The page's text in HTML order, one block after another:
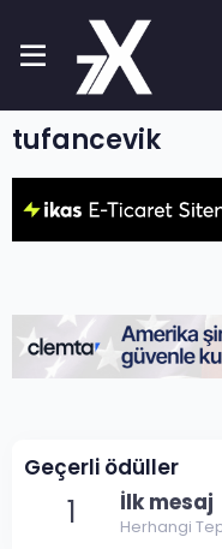
tufancevik
Geçerli ödüller
1 İlk mesaj
Herhangi